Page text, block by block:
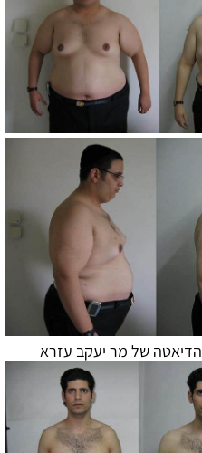
הדיאטה של מר יעקב עזרא